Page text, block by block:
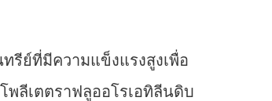
ทรีย์ที่มีความแข็งแรงสูงเพื่อ
ลีเตตราฟลูออโรเอทิลีนดิบ